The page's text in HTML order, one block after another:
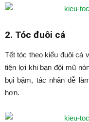
2. Tóc đuôi cá
Tết tóc theo kiểu đuôi cá
tiện lợi khi bạn đội mũ
bụi bặm, tác nhân dễ
hơn.